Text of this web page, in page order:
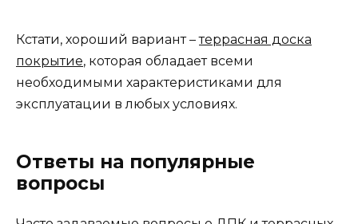
Кстати, хороший вариант –террасная доска
покрытие, которая обладает всеми
необходимыми характеристиками для
эксплуатации в любых условиях.
Ответы на популярные
вопросы